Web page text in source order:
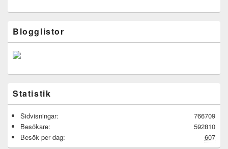
Blogglistor
Statistik
766709
Sidvisningar:
592810
Besökare:
607
Besök per dag: